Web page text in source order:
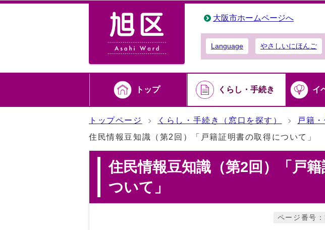
大阪市ホームページへ
Language やさしいにほんご
トップ くらし・手続き イ
トップページ くらし・手続き（窓口を探す）
戸籍
住民情報豆知識（第2回）「戸籍証明書の取得について」
住民情報豆知識（第2回）「戸
ついて」
ページ番号